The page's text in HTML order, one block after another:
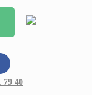
79 40